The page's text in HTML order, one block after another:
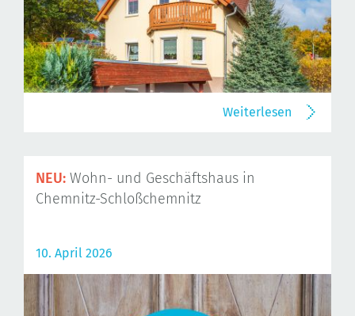
Weiterlesen
NEU: Wohn- und Geschäftshaus in
Chemnitz-Schloßchemnitz
10. April 2026